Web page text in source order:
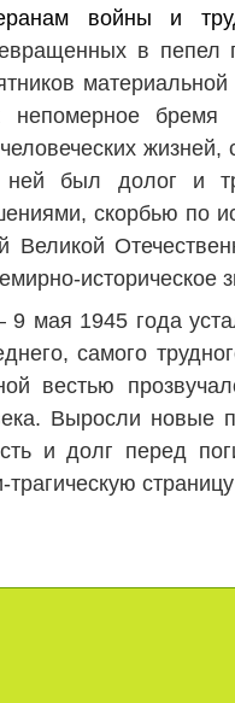
войны и
в
бремя
был долог и
скорбью по
1945 года
самого
вестью
Выросли новые
и долг перед
трагическую